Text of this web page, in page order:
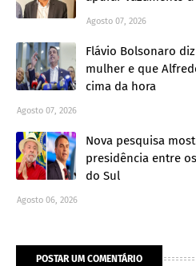
Agosto 07, 2026
Flávio Bolsonaro
mulher e que
cima da hora
Agosto 07, 2026
Nova pesquisa
presidência entre
do Sul
Agosto 06, 2026
POSTAR UM COMENTÁRIO